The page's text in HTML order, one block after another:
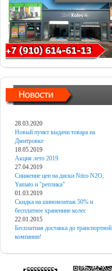
28.03.2020
Новый пункт выдачи товара на
Дмитровке
18.05.2019
Акция лето 2019
27.04.2019
Снижение цен на диски Nitro N2O,
Yamato и "реплика"
01.03.2019
Скидка на шиномонтаж 50% и
бесплатное хранениие колес
22.01.2015
Бесплатная доставка до транспортной
компании!